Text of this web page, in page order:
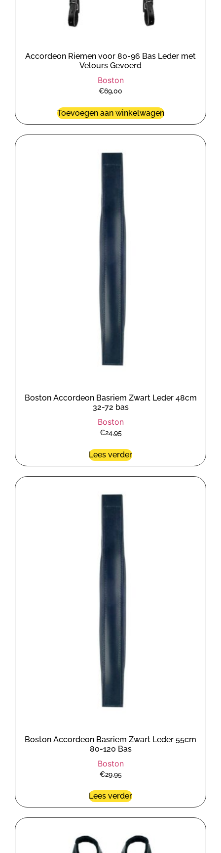
Accordeon Riemen voor 80-96 Bas Leder met
Velours Gevoerd
Boston
€69,00
Toevoegen aan winkelwagen
Boston Accordeon Basriem Zwart Leder 48cm
32-72 bas
Boston
€24,95
Lees verder
Boston Accordeon Basriem Zwart Leder 55cm
80-120 Bas
Boston
€29,95
Lees verder